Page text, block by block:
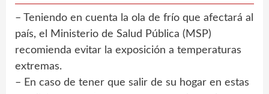
– Teniendo en cuenta la ola de frío que afectará al
país, el Ministerio de Salud Pública (MSP)
recomienda evitar la exposición a temperaturas
extremas.
– En caso de tener que salir de su hogar en estas